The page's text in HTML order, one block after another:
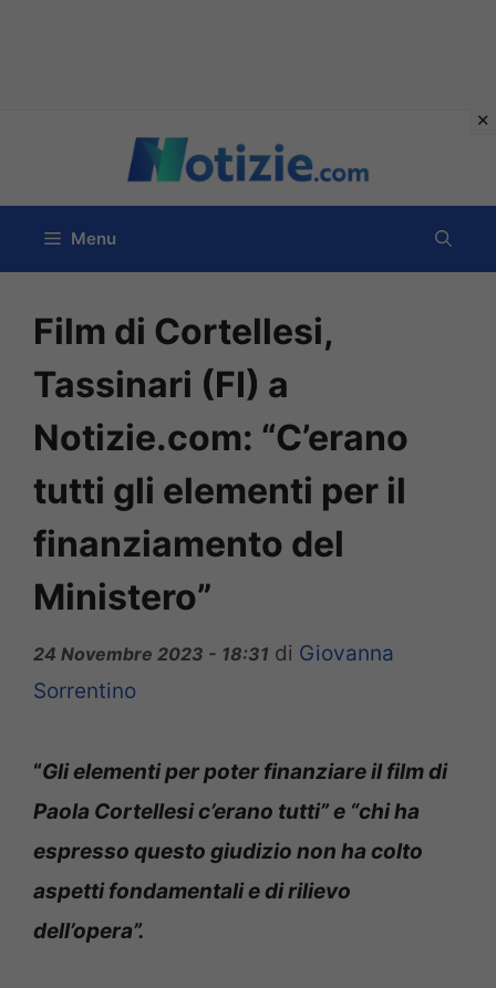
contenuto
Menu
Film di Cortellesi,
Tassinari (FI) a
Notizie.com: “C’erano
tutti gli elementi per il
finanziamento del
Ministero”
24 Novembre 2023 - 18:31 di Giovanna
Sorrentino
“Gli elementi per poter finanziare il film di
Paola Cortellesi c’erano tutti” e “chi ha
espresso questo giudizio non ha colto
aspetti fondamentali e di rilievo
dell’opera”.